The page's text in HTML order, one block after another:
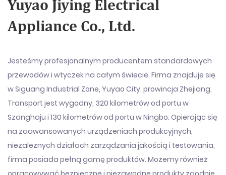
Yuyao Jiying Electrical
Appliance Co., Ltd.
Jesteśmy profesjonalnym producentem standardowych
przewodów i wtyczek na całym świecie. Firma znajduje się
w Siguang Industrial Zone, Yuyao City, prowincja Zhejiang.
Transport jest wygodny, 320 kilometrów od portu w
Szanghaju i 130 kilometrów od portu w Ningbo. Opierając się
na zaawansowanych urządzeniach produkcyjnych,
niezależnych działach zarządzania jakością i testowania,
firma posiada pełną gamę produktów. Możemy również